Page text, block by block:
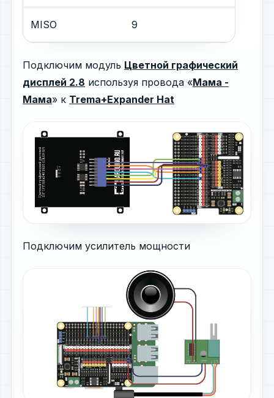
MISO 9
Подключим модуль Цветной графический
дисплей 2.8 используя провода «Мама -
Мама» к Trema+Expander Hat
Подключим усилитель мощности